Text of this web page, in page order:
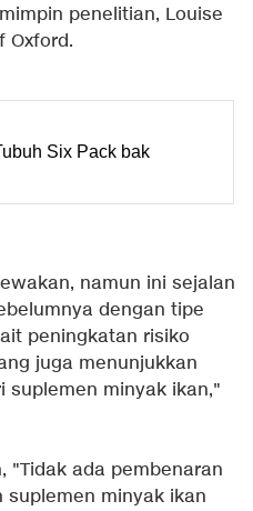
penelitian, Louise
Oxford.
Six Pack bak
namun ini sejalan
dengan tipe
peningkatan risiko
juga menunjukkan
suplemen minyak ikan,"
"Tidak ada pembenaran
minyak ikan